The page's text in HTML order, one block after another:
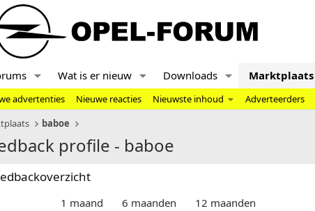
Wat is er nieuw Downloads Marktplaats
advertenties Nieuwe reacties Nieuwste inhoud Adverteerders
baboe
profile - baboe
1 maand 6 maanden
12 maanden